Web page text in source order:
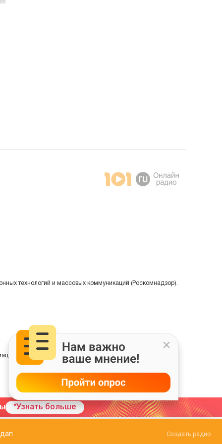
технологий и массовых коммуникаций (Роскомнадзор).
на основе сбора, систематизации и анализа сведений,
*Узнать больше
Создать радио